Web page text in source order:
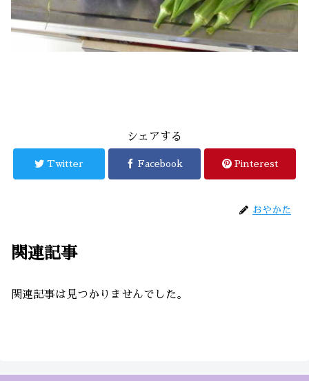
シェアする
Twitter Facebook Pinterest
おやかた
関連記事
関連記事は見つかりませんでした。